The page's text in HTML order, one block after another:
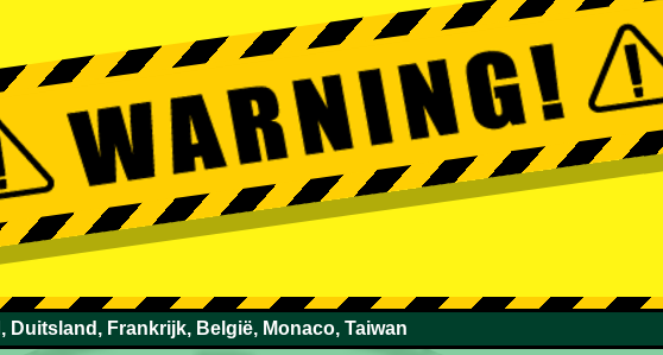
Duitsland, Frankrijk, België, Monaco, Taiwan